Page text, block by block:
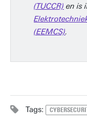
(TUCCR) en is
(EEMCS).
Tags: